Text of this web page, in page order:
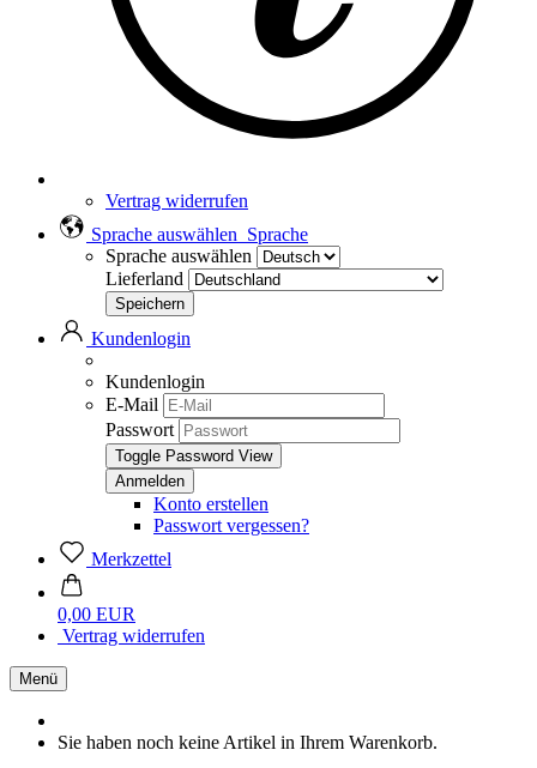
Vertrag widerrufen
Sprache auswählen Sprache
Sprache auswählen
Lieferland
Kundenlogin
Kundenlogin
E-Mail
Passwort
Toggle Password View
Konto erstellen
Passwort vergessen?
Merkzettel
0,00 EUR
Vertrag widerrufen
Menü
Sie haben noch keine Artikel in Ihrem Warenkorb.